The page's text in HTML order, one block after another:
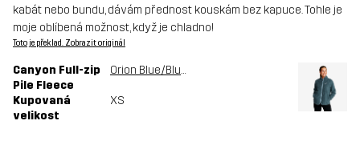
kabát nebo bundu, dávám přednost kouskám bez kapuce. Tohle je
moje oblíbená možnost, když je chladno!
Toto je překlad. Zobrazit originál
Canyon Full-zip
Pile Fleece
Orion Blue/Blue Mirage
Kupovaná
velikost
XS